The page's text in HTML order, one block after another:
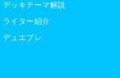
デッキテーマ解説
ライター紹介
デュエプレ